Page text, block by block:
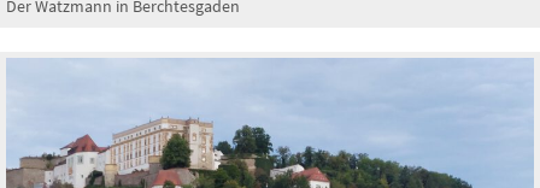
Der Watzmann in Berchtesgaden